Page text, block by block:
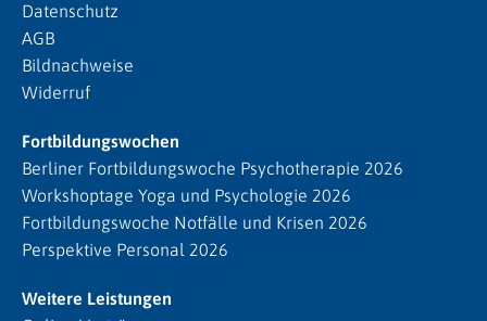
Datenschutz
AGB
Bildnachweise
Widerruf
Fortbildungswochen
Berliner Fortbildungswoche Psychotherapie 2026
Workshoptage Yoga und Psychologie 2026
Fortbildungswoche Notfälle und Krisen 2026
Perspektive Personal 2026
Weitere Leistungen